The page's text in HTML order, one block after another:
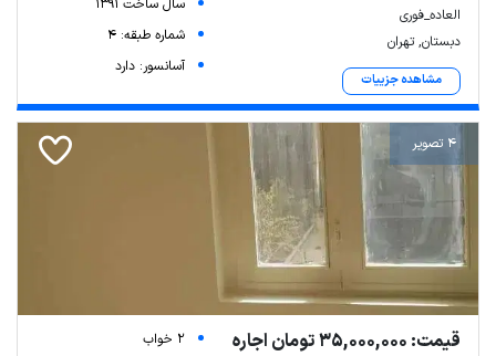
العاده_فوری
دبستان, تهران
مشاهده جزییات
سال ساخت 1391
شماره طبقه: 4
آسانسور: دارد
4 تصویر
قیمت: 35,000,000 تومان اجاره
2 خواب